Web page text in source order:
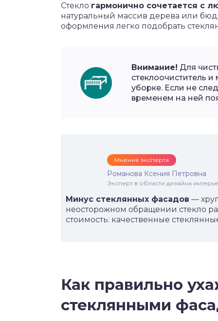
Стекло гармонично сочетается с
натуральный массив дерева или
оформления легко подобрать
Внимание! Для
стеклоочиститель
уборке. Если не
временем на ней
Мнение эксперта
Романова Ксения Петровна
Эксперт в области дизайна
Минус стеклянных фасадов —
неосторожном обращении стекло
стоимость: качественные
Как правильно
стеклянными